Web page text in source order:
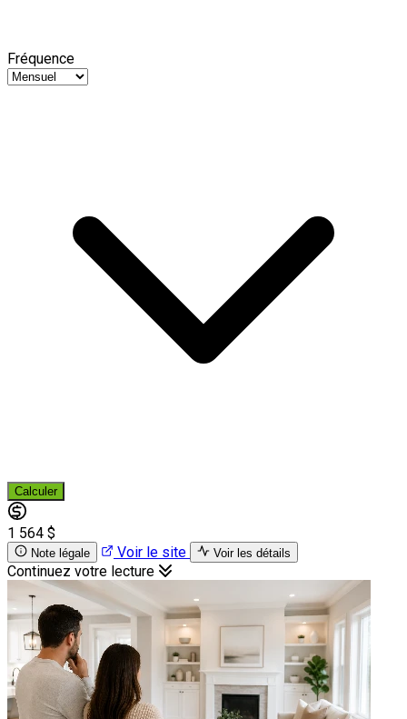
Fréquence
Calculer
1 564 $
Note légale Voir le site Voir les détails
Continuez votre lecture